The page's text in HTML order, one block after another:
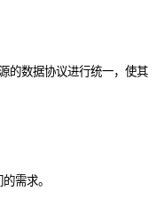
的数据协议进行统一，使其
需求。